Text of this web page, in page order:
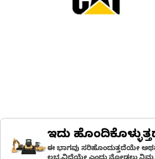
ಇದು
ಈ ಭಾಗವು ಸರಿಹೊಂದುತ್ತದೆಯೇ